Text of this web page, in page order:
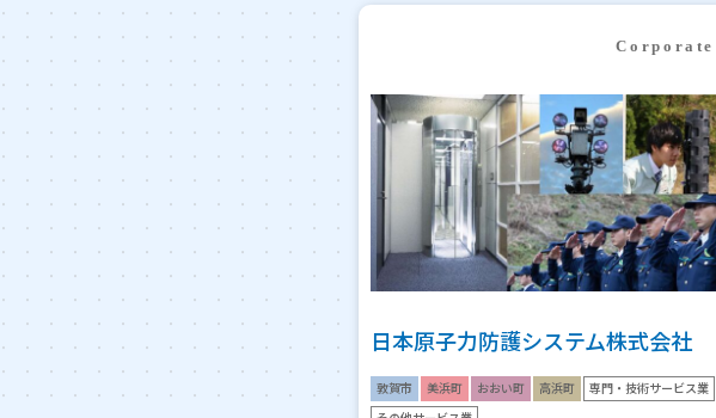
日本原子力防護システム株式会社
敦賀市 美浜町 おおい町 高浜町 専門・技術サービス業